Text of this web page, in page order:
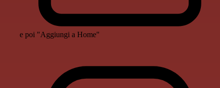
e poi "Aggiungi a Home"